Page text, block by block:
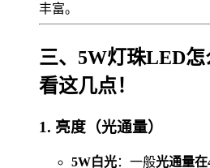
丰富。
三、5W灯珠LED
看这几点！
1. 亮度（光通量）
5W白光：一般光通量